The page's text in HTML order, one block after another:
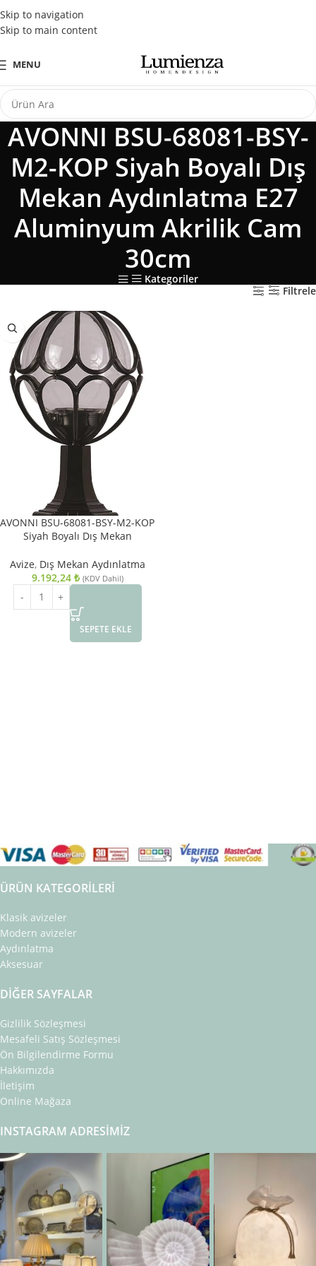
Skip to navigation
Skip to main content
Tüm Kredi Kartlarına Peşin Fiyatına 3 Taksit Fırsatı
MENU
AVONNI BSU-68081-BSY-
M2-KOP Siyah Boyalı Dış
Mekan Aydınlatma E27
Aluminyum Akrilik Cam
30cm
Kategoriler
Filtrele
AVONNI BSU-68081-BSY-M2-KOP
Siyah Boyalı Dış Mekan
Akrilik Cam 30cm
Avize, Dış Mekan Aydınlatma
9.192,24 ₺ (KDV Dahil)
SEPETE EKLE
ÜRÜN KATEGORILERI
Klasik avizeler
Modern avizeler
Aydınlatma
Aksesuar
DIĞER SAYFALAR
Gizlilik Sözleşmesi
Mesafeli Satış Sözleşmesi
Ön Bilgilendirme Formu
Hakkımızda
İletişim
Online Mağaza
INSTAGRAM ADRESIMIZ